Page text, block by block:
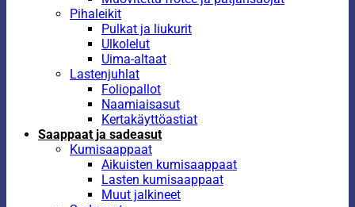
Pihaleikit
Pulkat ja liukurit
Ulkolelut
Uima-altaat
Lastenjuhlat
Foliopallot
Naamiaisasut
Kertakäyttöastiat
Saappaat ja sadeasut
Kumisaappaat
Aikuisten kumisaappaat
Lasten kumisaappaat
Muut jalkineet